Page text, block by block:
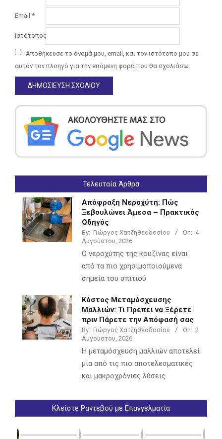
Email *
Ιστότοπος
Αποθήκευσε το όνομά μου, email, και τον ιστότοπο μου σε
αυτόν τον πλοηγό για την επόμενη φορά που θα σχολιάσω.
Τελευταία Άρθρα
Απόφραξη Νεροχύτη: Πώς
Ξεβουλώνει Άμεσα – Πρακτικός
Οδηγός
By: Γιώργος Χατζηθεοδοσίου On: 4
Αυγούστου, 2026
Ο νεροχύτης της κουζίνας είναι
από τα πιο χρησιμοποιούμενα
σημεία του σπιτιού
Κόστος Μεταμόσχευσης
Μαλλιών: Τι Πρέπει να Ξέρετε
πριν Πάρετε την Απόφασή σας
By: Γιώργος Χατζηθεοδοσίου On: 2
Αυγούστου, 2026
Η μεταμόσχευση μαλλιών αποτελεί
μία από τις πιο αποτελεσματικές
και μακροχρόνιες λύσεις
Κλείστε Ραντεβού με Επαγγελματία